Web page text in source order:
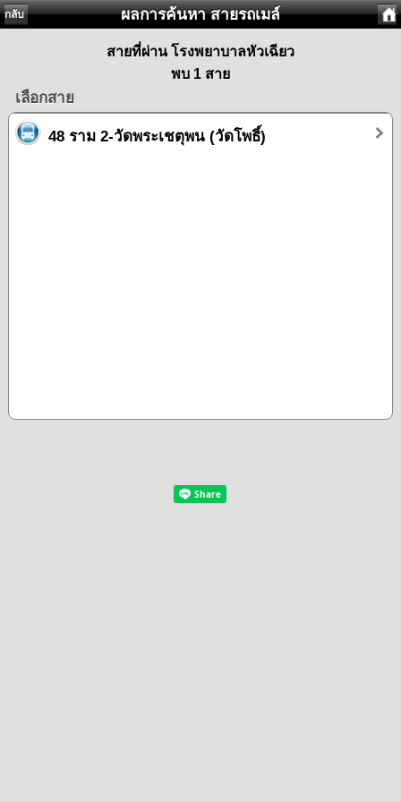
กลับ ผลการค้นหา สายรถเมล์
สายที่ผ่าน โรงพยาบาลหัวเฉียว
พบ 1 สาย
เลือกสาย
48 ราม 2-วัดพระเชตุพน (วัดโพธิ์)